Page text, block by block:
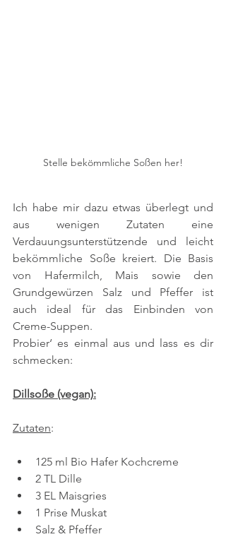
Stelle bekömmliche Soßen her!
Ich habe mir dazu etwas überlegt und
aus wenigen Zutaten eine
Verdauungsunterstützende und leicht
bekömmliche Soße kreiert. Die Basis
von Hafermilch, Mais sowie den
Grundgewürzen Salz und Pfeffer ist
auch ideal für das Einbinden von
Creme-Suppen.
Probier‘ es einmal aus und lass es dir
schmecken:
Dillsoße (vegan):
Zutaten:
125 ml Bio Hafer Kochcreme
2 TL Dille
3 EL Maisgries
1 Prise Muskat
Salz & Pfeffer